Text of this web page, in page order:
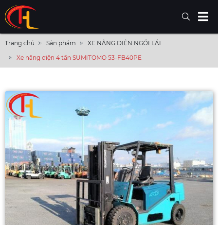
Trang chủ Sản phẩm
XE NÂNG ĐIỆN NGỒI LÁI
Xe nâng điện 4 tấn SUMITOMO 53-FB40PE